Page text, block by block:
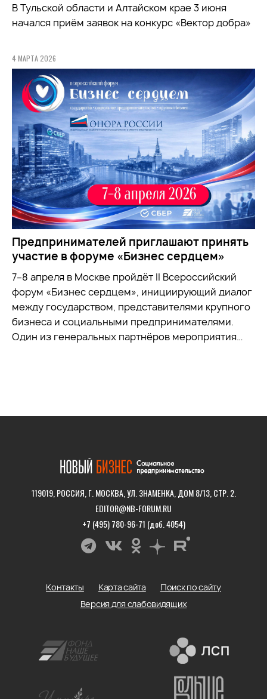
В Тульской области и Алтайском крае 3 июня
начался приём заявок на конкурс «Вектор добра»
4 МАРТА 2026
Предпринимателей приглашают принять
участие в форуме «Бизнес сердцем»
7–8 апреля в Москве пройдёт II Всероссийский
форум «Бизнес сердцем», инициирующий диалог
между государством, представителями крупного
бизнеса и социальными предпринимателями.
Один из генеральных партнёров мероприятия…
119019, РОССИЯ, Г. МОСКВА, УЛ. ЗНАМЕНКА, ДОМ 8/13, СТР. 2.
EDITOR@NB-FORUM.RU
+7 (495) 780-96-71 (доб. 4054)
Контакты Карта сайта
Поиск по сайту
Версия для слабовидящих